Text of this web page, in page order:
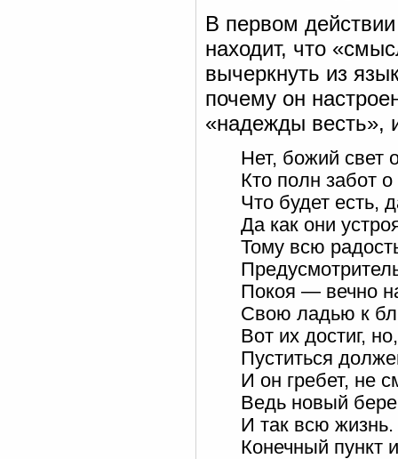
В первом
находит, что
вычеркнуть из
почему он
«надежды весть»,
Нет, божий свет
Кто полн забот
Что будет есть,
Да как они
Тому всю
Покоя — вечно
Свою ладью к
Вот их достиг,
Пуститься
И он гребет, не
Ведь новый
И так всю жизнь.
Конечный пункт